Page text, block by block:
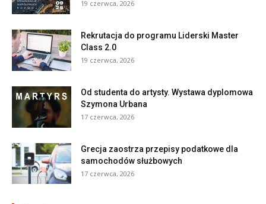
19 czerwca, 2026
Rekrutacja do programu Liderski Master
Class 2.0
19 czerwca, 2026
Od studenta do artysty. Wystawa dyplomowa
Szymona Urbana
17 czerwca, 2026
Grecja zaostrza przepisy podatkowe dla
samochodów służbowych
17 czerwca, 2026